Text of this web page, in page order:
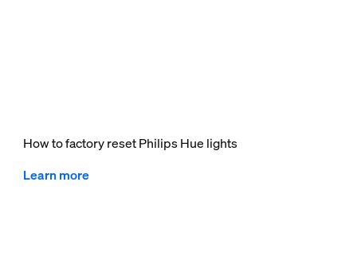
How to factory reset Philips Hue lights
Learn more